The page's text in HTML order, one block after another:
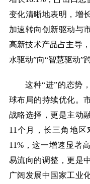
变化清晰地表明，增
加速转向创新驱动与
高新技术产品占主导
水驱动”向“智慧驱动”
这种“进”的态势
球布局的持续优化。
战略选择，更是主动
11个月，长三角地
11%，这一增速显著
易流向的调整，更是
广阔发展中国家工业